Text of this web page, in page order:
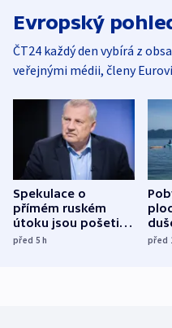
Evropský
ČT24 každý den vybírá z
veřejnými médii, členy
Spekulace o
přímém ruském
útoku jsou pošetilé,
míní estonský
před 5h před